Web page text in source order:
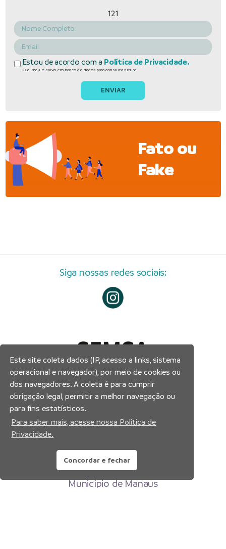
121
Estou de acordo com a Política de Privacidade.
O e-mail é salvo em banco de dados para consulta futura.
Fato ou
Fake
Siga nossas redes sociais:
Prefeitura Municipal de Manaus
Município de Manaus
Este site coleta dados (IP, acesso a links, sistema
operacional e navegador), por meio de cookies ou
dos navegadores. A coleta é para cumprir
obrigação legal, permitir a melhor navegação ou
para fins estatísticos.
Para saber mais, acesse nossa Política de
Privacidade.
Concordar e fechar